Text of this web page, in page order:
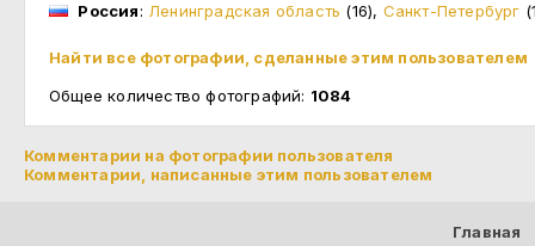
Россия: Ленинградская область (16), Санкт-Петербург
Найти все фотографии, сделанные этим пользователем
Общее количество фотографий: 1084
Комментарии на фотографии пользователя
Комментарии, написанные этим пользователем
Главная